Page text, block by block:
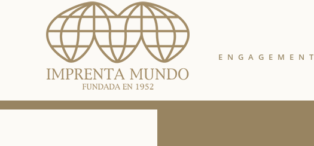
ENGAGEMENT